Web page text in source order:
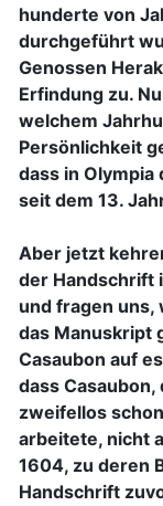
hunderte von
durchgeführt
Genossen
Erfindung zu.
welchem
Persönlichkeit
dass in
seit dem 13.
Aber jetzt
der Handschrift
und fragen uns,
das Manuskript
Casaubon auf
dass
zweifellos
arbeitete, nicht
1604, zu deren
Handschrift